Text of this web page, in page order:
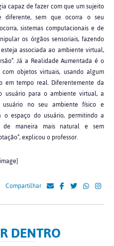
capaz de fazer com que um sujeito
diferente, sem que ocorra o seu
sistemas computacionais e de
os órgãos sensoriais, fazendo
associada ao ambiente virtual,
Já a Realidade Aumentada é o
objetos virtuais, usando algum
em tempo real. Diferentemente da
usuário para o ambiente virtual, a
usuário no seu ambiente físico e
espaço do usuário, permitindo a
maneira mais natural e sem
explicou o professor.
Compartilhar
DENTRO